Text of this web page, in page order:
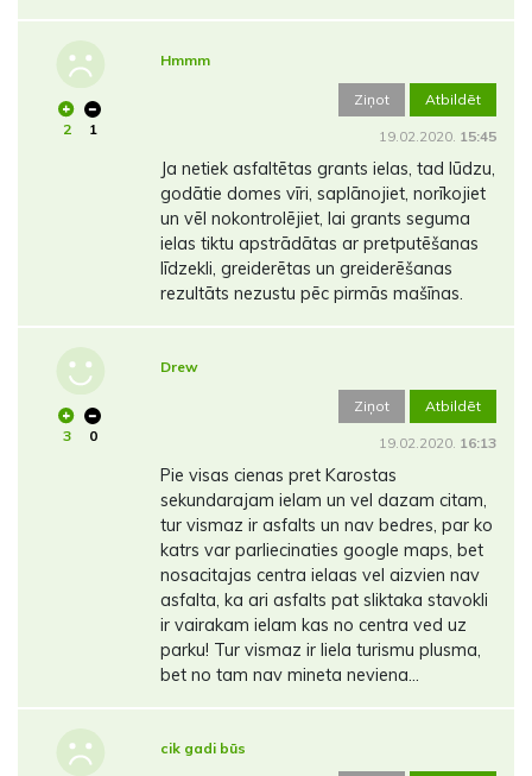
2 1
Hmmm
Ziņot Atbildēt
19.02.2020. 15:45
Ja netiek asfaltētas grants ielas, tad lūdzu,
godātie domes vīri, saplānojiet, norīkojiet
un vēl nokontrolējiet, lai grants seguma
ielas tiktu apstrādātas ar pretputēšanas
līdzekli, greiderētas un greiderēšanas
rezultāts nezustu pēc pirmās mašīnas.
3 0
Drew
Ziņot Atbildēt
19.02.2020. 16:13
Pie visas cienas pret Karostas
sekundarajam ielam un vel dazam citam,
tur vismaz ir asfalts un nav bedres, par ko
katrs var parliecinaties google maps, bet
nosacitajas centra ielaas vel aizvien nav
asfalta, ka ari asfalts pat sliktaka stavokli
ir vairakam ielam kas no centra ved uz
parku! Tur vismaz ir liela turismu plusma,
bet no tam nav mineta neviena...
cik gadi būs